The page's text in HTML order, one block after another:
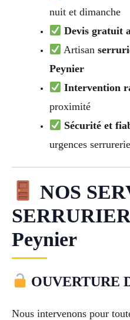
nuit et dimanche
Devis gratuit
Artisan
Peynier
Intervention
proximité
Sécurité et
urgences serrurerie
NOS
Peynier
OUVERTURE
Nous intervenons pour